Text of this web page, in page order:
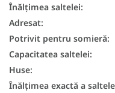
Saltele
Înălțimea saltelei:
Adresat:
Potrivit pentru somieră:
Capacitatea saltelei:
Huse:
Înălțimea exactă a